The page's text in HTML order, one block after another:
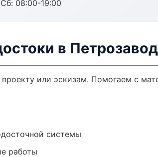
08:00-19:00
в
или эскизам. Помогаем с
системы
работы